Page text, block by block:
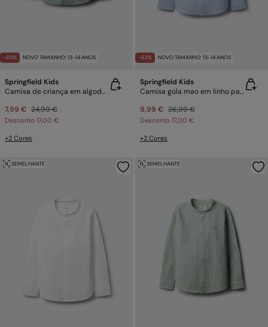
-68% NOVO TAMANHO: 13-14 ANOS
Springfield Kids
Camisa de criança em algodão slub
7,99 € 24,99 €
Desconto 17,00 €
+2 Cores
-63% NOVO TAMANHO: 13-14 ANOS
Springfield Kids
Camisa gola mao em linho para criança
9,99 € 26,99 €
Desconto 17,00 €
+2 Cores
SEMELHANTE SEMELHANTE